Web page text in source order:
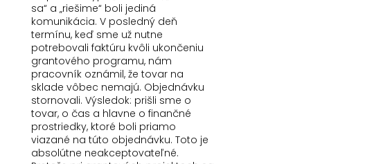
sa“ a „riešime“ boli jediná
komunikácia. V posledný deň
termínu, keď sme už nutne
potrebovali faktúru kvôli ukončeniu
grantového programu, nám
pracovník oznámil, že tovar na
sklade vôbec nemajú. Objednávku
stornovali. Výsledok: prišli sme o
tovar, o čas a hlavne o finančné
prostriedky, ktoré boli priamo
viazané na túto objednávku. Toto je
absolútne neakceptovateľné.